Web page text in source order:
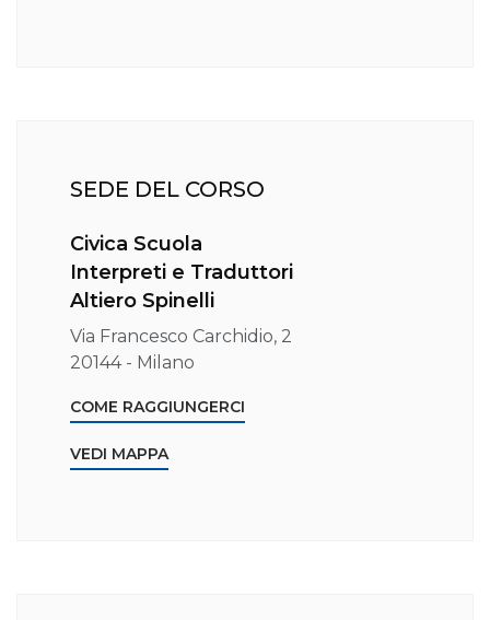
SEDE DEL CORSO
Civica Scuola
Interpreti e Traduttori
Altiero Spinelli
Via Francesco Carchidio, 2
20144 - Milano
COME RAGGIUNGERCI
VEDI MAPPA